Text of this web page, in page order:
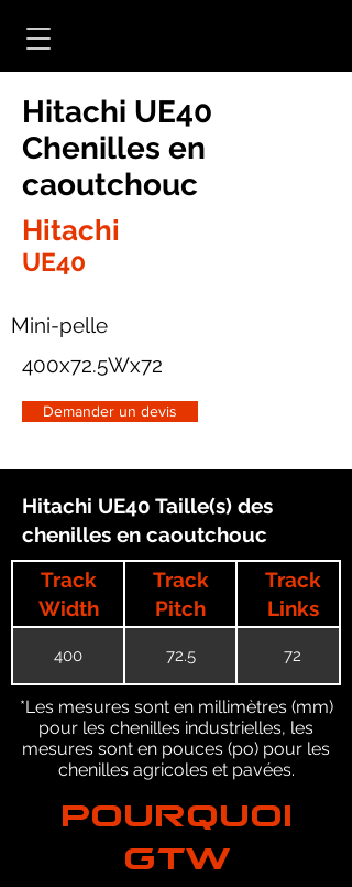
Hitachi UE40
Chenilles en
caoutchouc
Hitachi
UE40
Mini-pelle
400x72.5Wx72
Demander un devis
Hitachi UE40 Taille(s) des
chenilles en caoutchouc
Track
Width
Track
Pitch
Track
Links
400 72.5 72
*Les mesures sont en millimètres (mm)
pour les chenilles industrielles, les
mesures sont en pouces (po) pour les
chenilles agricoles et pavées.
POURQUOI
GTW